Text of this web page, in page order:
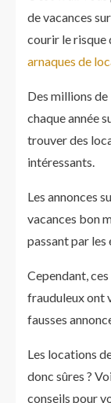
de vacances
courir le risque
arnaques de
Des millions
chaque année
trouver des
intéressants.
Les annonces
vacances bon
passant par les
Cependant,
frauduleux ont
fausses
Les locations
donc sûres ?
conseils pour